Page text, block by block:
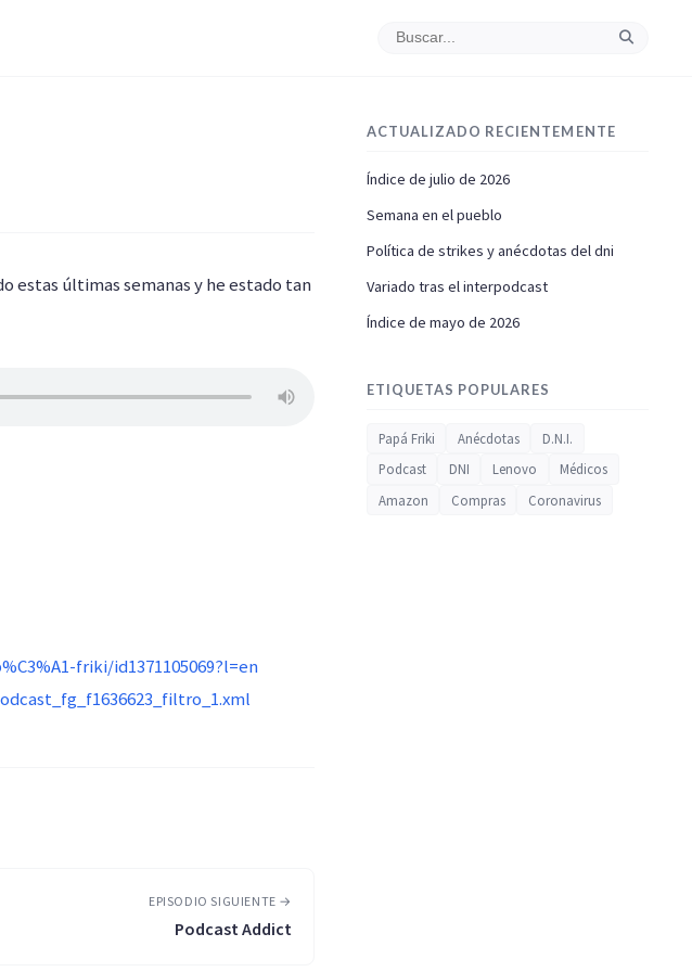
estas últimas semanas y he estado tan
friki/id1371105069?l=en
EPISODIO SIGUIENTE →
Podcast Addict
ACTUALIZADO RECIENTEMENTE
Índice de julio de 2026
Semana en el pueblo
Política de strikes y anécdotas del dni
Variado tras el interpodcast
Índice de mayo de 2026
ETIQUETAS POPULARES
Papá Friki Anécdotas
D.N.I.
Podcast
DNI Lenovo
Médicos
Amazon
Compras Coronavirus